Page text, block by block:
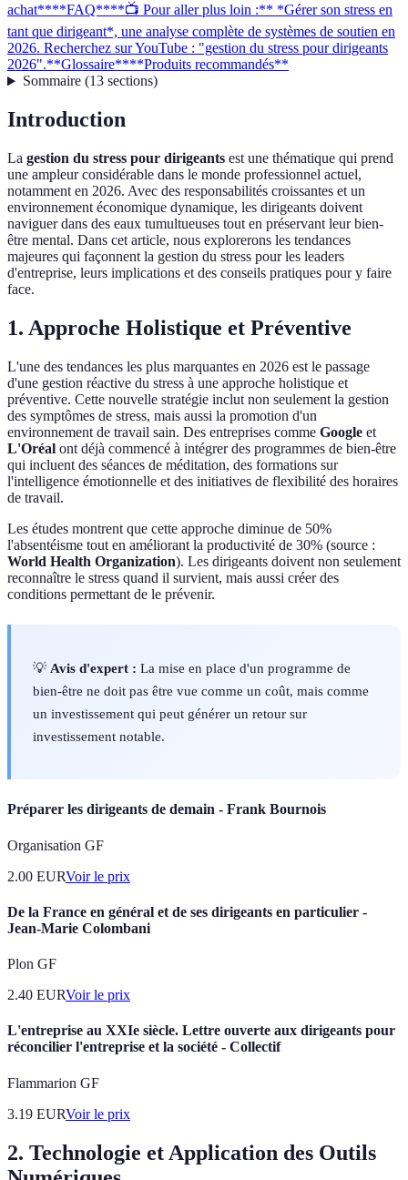
achat****FAQ****📺 Pour aller plus loin :** *Gérer son stress en
tant que dirigeant*, une analyse complète de systèmes de soutien en
2026. Recherchez sur YouTube : "gestion du stress pour dirigeants
2026".**Glossaire****Produits recommandés**
Sommaire(13 sections)
Introduction
La gestion du stress pour dirigeants est une thématique qui prend
une ampleur considérable dans le monde professionnel actuel,
notamment en 2026. Avec des responsabilités croissantes et un
environnement économique dynamique, les dirigeants doivent
naviguer dans des eaux tumultueuses tout en préservant leur bien-
être mental. Dans cet article, nous explorerons les tendances
majeures qui façonnent la gestion du stress pour les leaders
d'entreprise, leurs implications et des conseils pratiques pour y faire
face.
1. Approche Holistique et Préventive
L'une des tendances les plus marquantes en 2026 est le passage
d'une gestion réactive du stress à une approche holistique et
préventive. Cette nouvelle stratégie inclut non seulement la gestion
des symptômes de stress, mais aussi la promotion d'un
environnement de travail sain. Des entreprises comme Google et
L'Oréal ont déjà commencé à intégrer des programmes de bien-être
qui incluent des séances de méditation, des formations sur
l'intelligence émotionnelle et des initiatives de flexibilité des horaires
de travail.
Les études montrent que cette approche diminue de 50%
l'absentéisme tout en améliorant la productivité de 30% (source :
World Health Organization). Les dirigeants doivent non seulement
reconnaître le stress quand il survient, mais aussi créer des
conditions permettant de le prévenir.
💡 Avis d'expert : La mise en place d'un programme de
bien-être ne doit pas être vue comme un coût, mais comme
un investissement qui peut générer un retour sur
investissement notable.
Préparer les dirigeants de demain - Frank Bournois
Organisation GF
2.00 EURVoir le prix
De la France en général et de ses dirigeants en particulier -
Jean-Marie Colombani
Plon GF
2.40 EURVoir le prix
L'entreprise au XXIe siècle. Lettre ouverte aux dirigeants pour
réconcilier l'entreprise et la société - Collectif
Flammarion GF
3.19 EURVoir le prix
2. Technologie et Application des Outils